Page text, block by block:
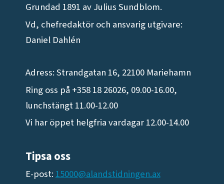
Grundad 1891 av Julius Sundblom.
Vd, chefredaktör och ansvarig utgivare:
Daniel Dahlén
Adress: Strandgatan 16, 22100 Mariehamn
Ring oss på +358 18 26026, 09.00-16.00,
lunchstängt 11.00-12.00
Vi har öppet helgfria vardagar 12.00-14.00
Tipsa oss
E-post: 15000@alandstidningen.ax